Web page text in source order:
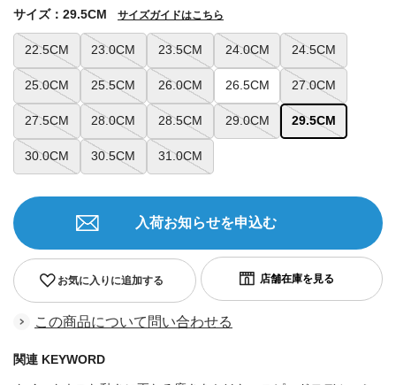
22.5CM 23.0CM 23.5CM 24.0CM 24.5CM
25.0CM 25.5CM 26.0CM 26.5CM 27.0CM
27.5CM 28.0CM 28.5CM 29.0CM 29.5CM
30.0CM 30.5CM 31.0CM
サイズ：29.5CM サイズガイドはこちら
お気に入りに追加する
入荷お知らせを申込む
この商品について問い合わせる
関連 KEYWORD